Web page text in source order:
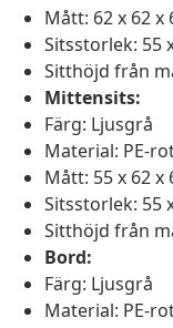
Mått: 62 x 62 x
Sitsstorlek: 55
Sitthöjd från
Mittensits:
Färg: Ljusgrå
Material: PE-
Mått: 55 x 62 x
Sitsstorlek: 55
Sitthöjd från
Bord:
Färg: Ljusgrå
Material: PE-